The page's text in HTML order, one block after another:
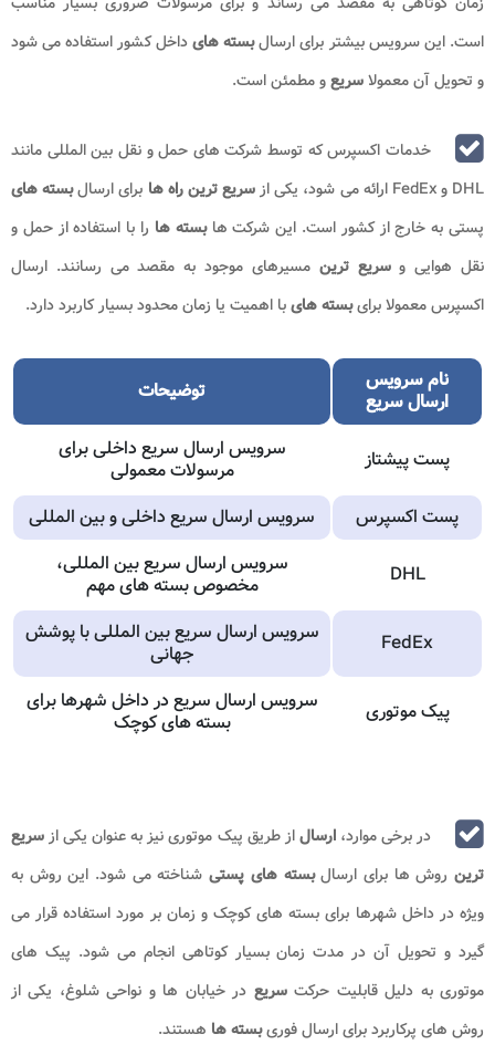
است. این سرویس بیشتر برای ارسالبسته هایداخل کشور استفاده می شود
و تحویل آن معمولاسریعو مطمئن است.
خدمات اکسپرس که توسط شرکت های حمل و نقل بین المللی مانند
DHL و FedEx ارائه می شود، یکی از
سریع ترینراه ها برای ارسالبسته های
پستی به خارج از کشور است. این شرکت هابسته ها را با استفاده از حمل و
نقل هوایی وسریع ترینمسیرهای موجود به مقصد می رسانند. ارسال
اکسپرس معمولا برایبسته هایبا اهمیت یا زمان محدود بسیار کاربرد دارد.
نام سرویس
ارسال سریع
توضیحات
پست پیشتاز
سرویس ارسال سریع داخلی برای
مرسولات معمولی
پست اکسپرس
سرویس ارسال سریع داخلی و بین‌ المللی
DHL
سرویس ارسال سریع بین‌ المللی،
مخصوص بسته‌ های مهم
FedEx
سرویس ارسال سریع بین‌ المللی با پوشش
جهانی
پیک موتوری
سرویس ارسال سریع در داخل شهرها برای
بسته‌ های کوچک
در برخی موارد،ارسالاز طریق پیک موتوری نیز به عنوان یکی ازسریع
ترین روش ها برای ارسالبسته های پستی شناخته می شود. این روش به
ویژه در داخل شهرها برای بسته های کوچک و زمان بر مورد استفاده قرار می
گیرد و تحویل آن در مدت زمان بسیار کوتاهی انجام می شود. پیک های
موتوری به دلیل قابلیت حرکتسریع در خیابان ها و نواحی شلوغ، یکی از
روش های پرکاربرد برای ارسال فوریبسته ها هستند.